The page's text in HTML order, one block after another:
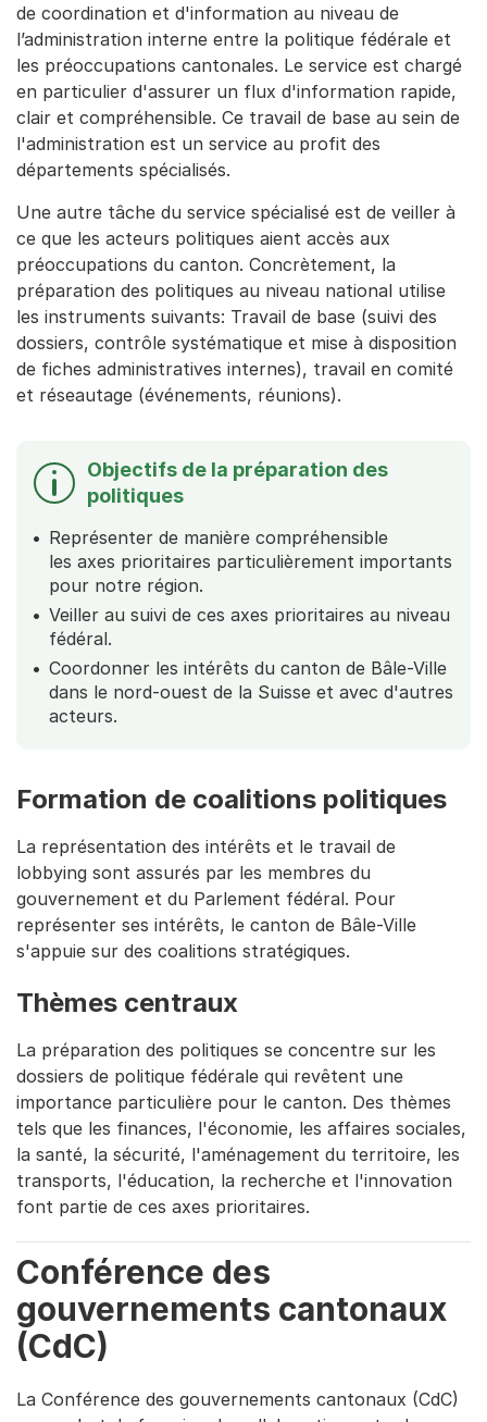
de coordination et d'information au niveau de
l’administration interne entre la politique fédérale et
les préoccupations cantonales. Le service est chargé
en particulier d'assurer un flux d'information rapide,
clair et compréhensible. Ce travail de base au sein de
l'administration est un service au profit des
départements spécialisés.
Une autre tâche du service spécialisé est de veiller à
ce que les acteurs politiques aient accès aux
préoccupations du canton. Concrètement, la
préparation des politiques au niveau national utilise
les instruments suivants: Travail de base (suivi des
dossiers, contrôle systématique et mise à disposition
de fiches administratives internes), travail en comité
et réseautage (événements, réunions).
Objectifs de la préparation des
politiques
Représenter de manière compréhensible
les axes prioritaires particulièrement importants
pour notre région.
Veiller au suivi de ces axes prioritaires au niveau
fédéral.
Coordonner les intérêts du canton de Bâle-Ville
dans le nord-ouest de la Suisse et avec d'autres
acteurs.
Formation de coalitions politiques
La représentation des intérêts et le travail de
lobbying sont assurés par les membres du
gouvernement et du Parlement fédéral. Pour
représenter ses intérêts, le canton de Bâle-Ville
s'appuie sur des coalitions stratégiques.
Thèmes centraux
La préparation des politiques se concentre sur les
dossiers de politique fédérale qui revêtent une
importance particulière pour le canton. Des thèmes
tels que les finances, l'économie, les affaires sociales,
la santé, la sécurité, l'aménagement du territoire, les
transports, l'éducation, la recherche et l'innovation
font partie de ces axes prioritaires.
Conférence des
gouvernements cantonaux
(CdC)
La Conférence des gouvernements cantonaux (CdC)